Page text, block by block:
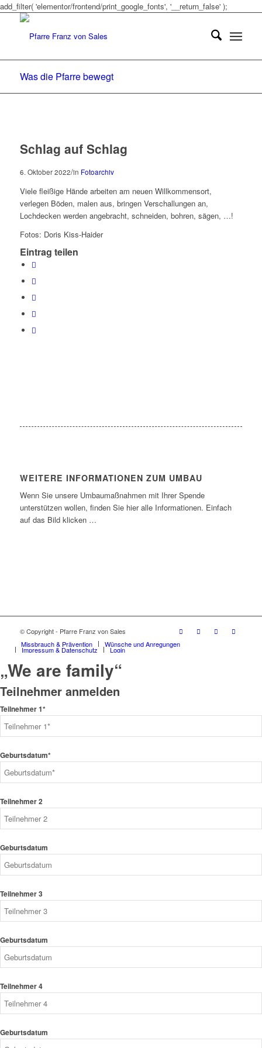
add_filter( 'elementor/frontend/print_google_fonts', '__return_false' );
Was die Pfarre bewegt
Schlag auf Schlag
6. Oktober 2022/in Fotoarchiv
Viele fleißige Hände arbeiten am neuen Willkommensort,
verlegen Böden, malen aus, bringen Verschallungen an,
Lochdecken werden angebracht, schneiden, bohren, sägen, …!
Fotos: Doris Kiss-Haider
Eintrag teilen
WEITERE INFORMATIONEN ZUM UMBAU
Wenn Sie unsere Umbaumaßnahmen mit Ihrer Spende
unterstützen wollen, finden Sie hier alle Informationen. Einfach
auf das Bild klicken …
© Copyright - Pfarre Franz von Sales
Missbrauch & Prävention
Wünsche und Anregungen
Impressum & Datenschutz Login
„We are family“
Teilnehmer anmelden
Teilnehmer 1*
Geburtsdatum*
Teilnehmer 2
Geburtsdatum
Teilnehmer 3
Geburtsdatum
Teilnehmer 4
Geburtsdatum